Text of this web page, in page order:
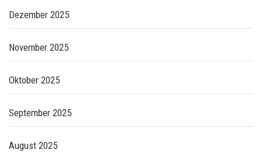
Dezember 2025
November 2025
Oktober 2025
September 2025
August 2025